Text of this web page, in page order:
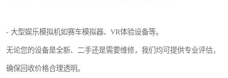
- 大型娱乐模拟机如赛车模拟器、VR体验设备等。
无论您的设备是全新、二手还是需要维修，我们均可提供专业评估，
确保回收价格合理透明。